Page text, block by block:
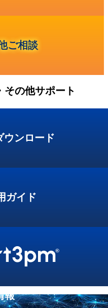
ご相談
その他サポート
ウンロード
ガイド
報